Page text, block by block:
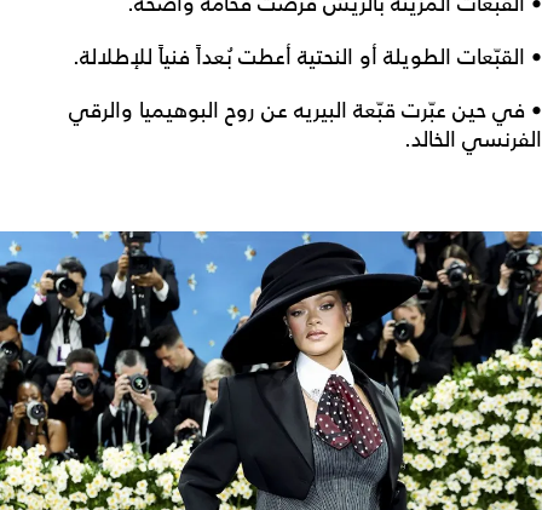
• القبّعات الطويلة أو النحتية أعطت بُعداً فنياً للإطلالة.
• في حين عبّرت قبّعة البيريه عن روح البوهيميا والرقي
الفرنسي الخالد.